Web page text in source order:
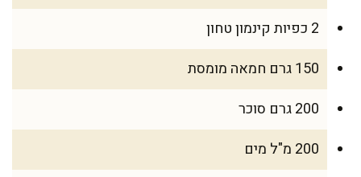
2 כפיות קינמון טחון
150 גרם חמאה מומסת
200 גרם סוכר
200 מ"ל מים